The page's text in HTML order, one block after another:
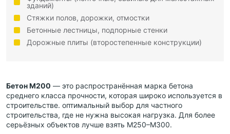
зданий)
Стяжки полов, дорожки, отмостки
Бетонные лестницы, подпорные стенки
Дорожные плиты (второстепенные конструкции)
Бетон М200 — это распространённая марка бетона
среднего класса прочности, которая широко используется в
строительстве. оптимальный выбор для частного
строительства, где не нужна высокая нагрузка. Для более
серьёзных объектов лучше взять М250–М300.